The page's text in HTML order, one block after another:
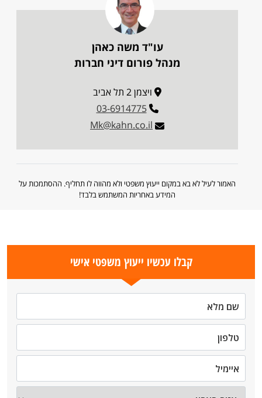
עו"ד משה כאהן
מנהל פורום דיני חברות
ויצמן 2 תל אביב
03-6914775
Mk@kahn.co.il
האמור לעיל לא בא במקום ייעוץ משפטי ולא מהווה לו תחליף. ההסתמכות על
המידע באחריות המשתמש בלבד!
קבלו עכשיו ייעוץ משפטי אישי